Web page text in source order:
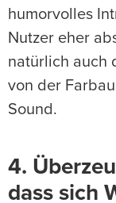
humorvolles
Nutzer eher
natürlich auch
von der
Sound.
4.
dass sich